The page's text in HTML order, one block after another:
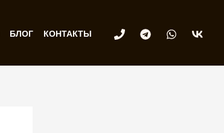
БЛОГ КОНТАКТЫ